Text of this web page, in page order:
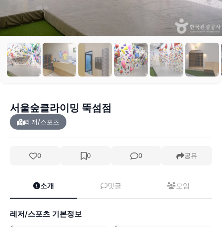
서울숲클라이밍 뚝섬점
레저/스포츠
0 0 0 공유
소개 댓글 모임
레저/스포츠 기본정보